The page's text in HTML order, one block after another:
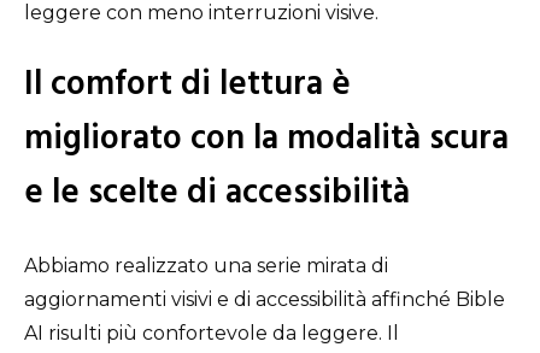
leggere con meno interruzioni visive.
Il comfort di lettura è
migliorato con la modalità scura
e le scelte di accessibilità
Abbiamo realizzato una serie mirata di
aggiornamenti visivi e di accessibilità affinché Bible
AI risulti più confortevole da leggere. Il